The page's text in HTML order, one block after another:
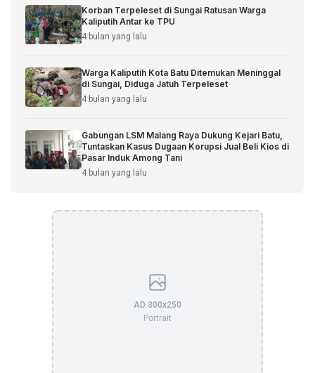
Korban Terpeleset di Sungai Ratusan Warga
Kaliputih Antar ke TPU
4 bulan yang lalu
Warga Kaliputih Kota Batu Ditemukan Meninggal
di Sungai, Diduga Jatuh Terpeleset
4 bulan yang lalu
Gabungan LSM Malang Raya Dukung Kejari Batu,
Tuntaskan Kasus Dugaan Korupsi Jual Beli Kios di
Pasar Induk Among Tani
4 bulan yang lalu
AD 300x250
Portrait